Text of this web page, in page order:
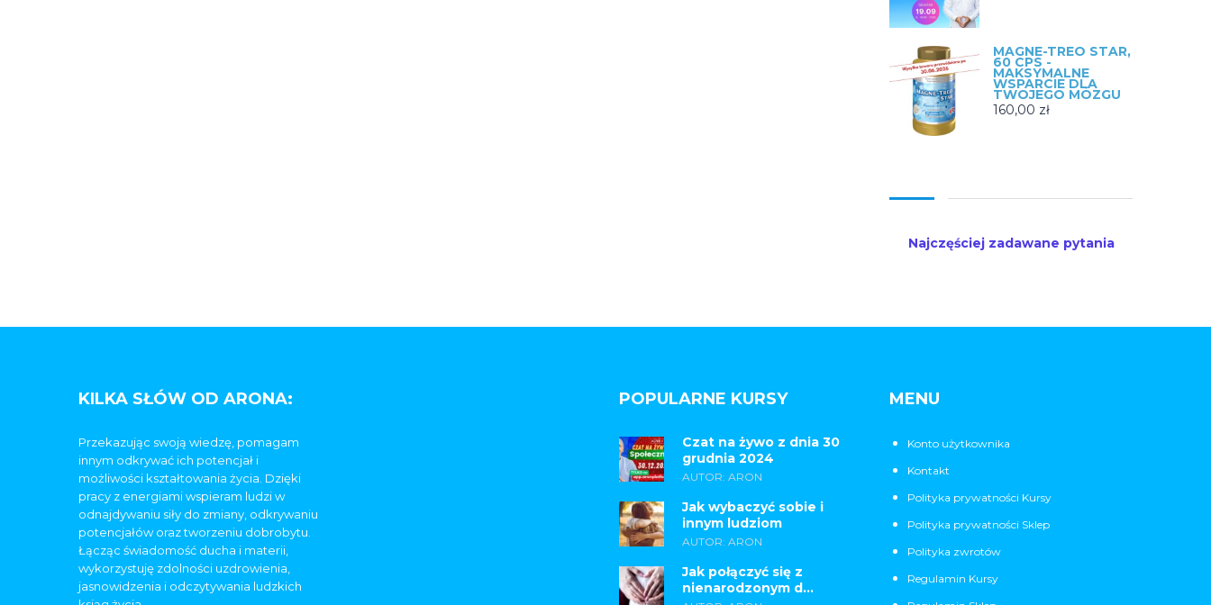
MAGNE-TREO STAR,
60 CPS -
MAKSYMALNE
WSPARCIE DLA
TWOJEGO MÓZGU
160,00 zł
Najczęściej zadawane pytania
KILKA SŁÓW OD ARONA:
Przekazując swoją wiedzę, pomagam
innym odkrywać ich potencjał i
możliwości kształtowania życia. Dzięki
pracy z energiami wspieram ludzi w
odnajdywaniu siły do zmiany, odkrywaniu
potencjałów oraz tworzeniu dobrobytu.
Łącząc świadomość ducha i materii,
wykorzystuję zdolności uzdrowienia,
jasnowidzenia i odczytywania ludzkich
POPULARNE KURSY
Czat na żywo z dnia 30
grudnia 2024
AUTOR: ARON
Jak wybaczyć sobie i
innym ludziom
AUTOR: ARON
Jak połączyć się z
nienarodzonym d...
MENU
Konto użytkownika
Kontakt
Polityka prywatności Kursy
Polityka prywatności Sklep
Polityka zwrotów
Regulamin Kursy